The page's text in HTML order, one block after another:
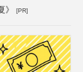
》 [PR]